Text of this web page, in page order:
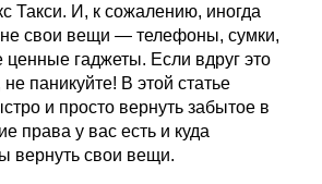
Такси. И, к сожалению, иногда
свои вещи — телефоны, сумки,
гаджеты. Если вдруг это
паникуйте! В этой статье
и просто вернуть забытое в
права у вас есть и куда
вернуть свои вещи.